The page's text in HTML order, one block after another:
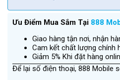
Ưu Điểm Mua Sắm Tại 888
Giao hàng tận nơi, nhận
Cam kết chất lượng chính
Giảm 5% Khi đặt hàng
Để lại số điện thoại, 888 Mobile